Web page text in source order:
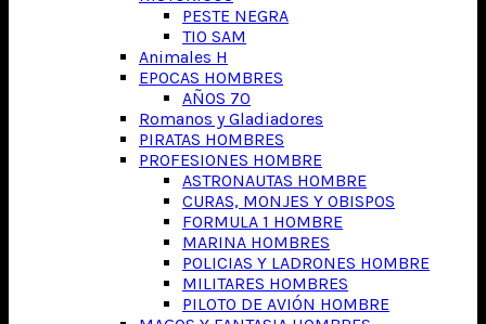
PESTE NEGRA
TIO SAM
Animales H
EPOCAS HOMBRES
AÑOS 70
Romanos y Gladiadores
PIRATAS HOMBRES
PROFESIONES HOMBRE
ASTRONAUTAS HOMBRE
CURAS, MONJES Y OBISPOS
FORMULA 1 HOMBRE
MARINA HOMBRES
POLICIAS Y LADRONES HOMBRE
MILITARES HOMBRES
PILOTO DE AVIÓN HOMBRE